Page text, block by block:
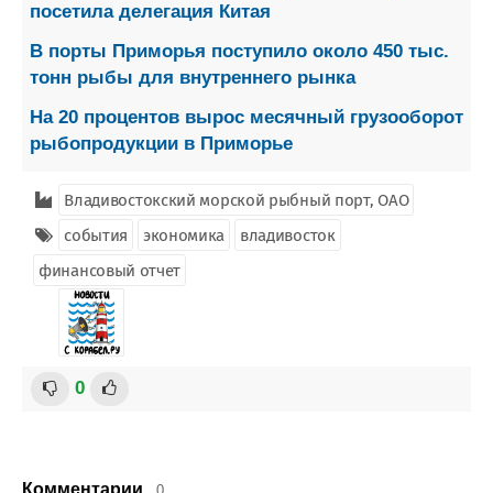
посетила делегация Китая
В порты Приморья поступило около 450 тыс.
тонн рыбы для внутреннего рынка
На 20 процентов вырос месячный грузооборот
рыбопродукции в Приморье
Владивостокский морской рыбный порт, ОАО
события
экономика
владивосток
финансовый отчет
0
Комментарии